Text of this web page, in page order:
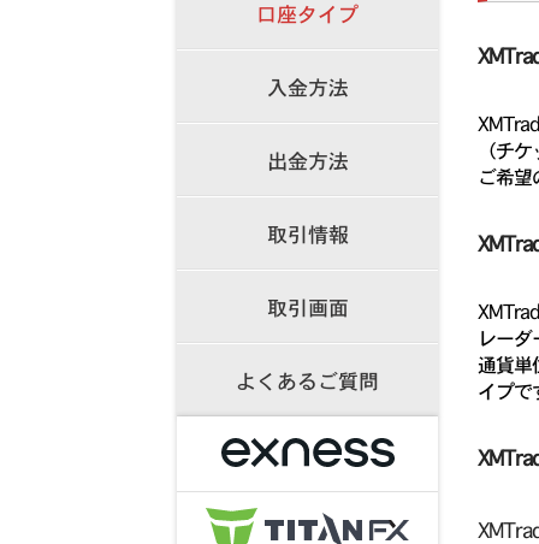
口座タイプ
入金方法
出金方法
取引情報
取引画面
よくあるご質問
（チ
ご希望
レー
通貨単
イプで